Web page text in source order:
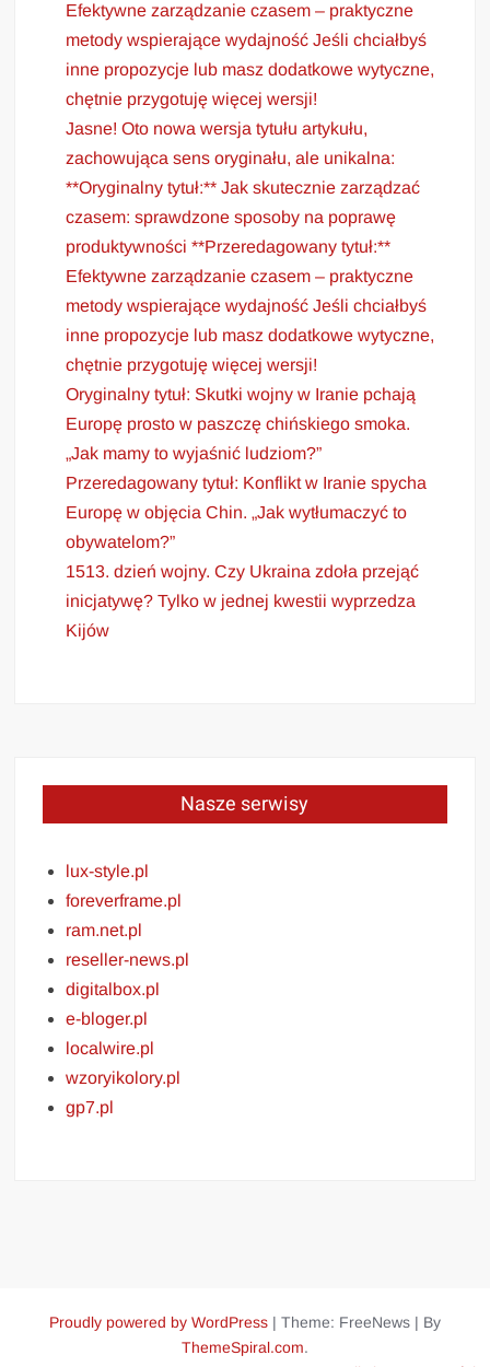
Efektywne zarządzanie czasem – praktyczne
metody wspierające wydajność Jeśli chciałbyś
inne propozycje lub masz dodatkowe wytyczne,
chętnie przygotuję więcej wersji!
Jasne! Oto nowa wersja tytułu artykułu,
zachowująca sens oryginału, ale unikalna:
**Oryginalny tytuł:** Jak skutecznie zarządzać
czasem: sprawdzone sposoby na poprawę
produktywności **Przeredagowany tytuł:**
Efektywne zarządzanie czasem – praktyczne
metody wspierające wydajność Jeśli chciałbyś
inne propozycje lub masz dodatkowe wytyczne,
chętnie przygotuję więcej wersji!
Oryginalny tytuł: Skutki wojny w Iranie pchają
Europę prosto w paszczę chińskiego smoka.
„Jak mamy to wyjaśnić ludziom?”
Przeredagowany tytuł: Konflikt w Iranie spycha
Europę w objęcia Chin. „Jak wytłumaczyć to
obywatelom?”
1513. dzień wojny. Czy Ukraina zdoła przejąć
inicjatywę? Tylko w jednej kwestii wyprzedza
Kijów
Nasze serwisy
lux-style.pl
foreverframe.pl
ram.net.pl
reseller-news.pl
digitalbox.pl
e-bloger.pl
localwire.pl
wzoryikolory.pl
gp7.pl
Proudly powered by WordPress | Theme: FreeNews | By
ThemeSpiral.com.